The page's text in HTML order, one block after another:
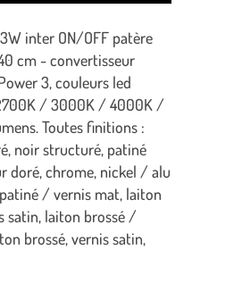
inter ON/OFF patère
cm - convertisseur
3, couleurs led
/ 3000K / 4000K /
Toutes finitions :
noir structuré, patiné
doré, chrome, nickel / alu
/ vernis mat, laiton
satin, laiton brossé /
brossé, vernis satin,